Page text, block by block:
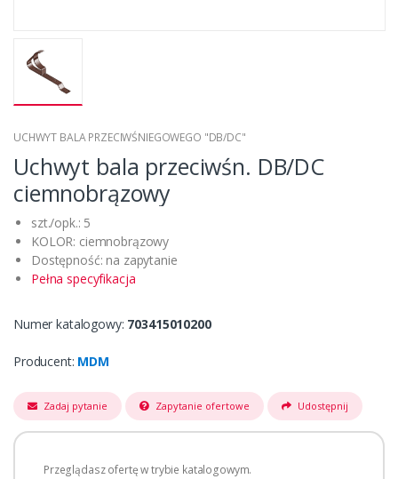
UCHWYT BALA PRZECIWŚNIEGOWEGO "DB/DC"
Uchwyt bala przeciwśn. DB/DC
ciemnobrązowy
szt./opk.: 5
KOLOR: ciemnobrązowy
Dostępność: na zapytanie
Pełna specyfikacja
Numer katalogowy: 703415010200
Producent: MDM
Zadaj pytanie Zapytanie ofertowe Udostępnij
Przeglądasz ofertę w trybie katalogowym.